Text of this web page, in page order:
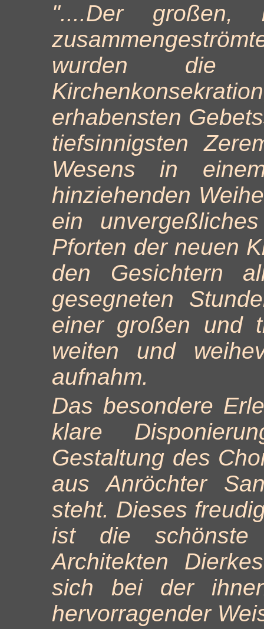
"....Der großen,
wurden die
erhabensten
tiefsinnigsten
Wesens in
hinziehenden
ein
Pforten der neuen
den Gesichtern
gesegneten
einer großen und
weiten und
aufnahm.
Das besondere
klare
Gestaltung des
aus Anröchter
steht. Dieses
ist die
Architekten
sich bei der
hervorragender